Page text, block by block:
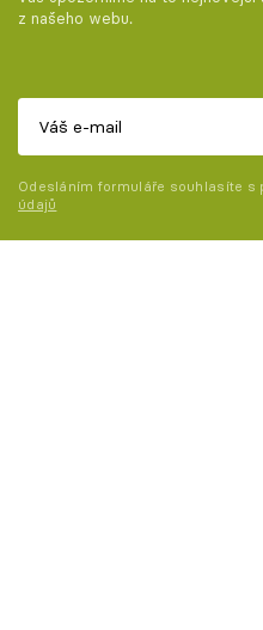
z našeho webu.
Odesláním formuláře souhlasíte s
údajů